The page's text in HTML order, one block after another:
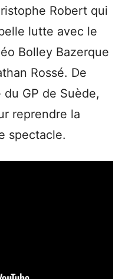
Robert qui
lutte avec le
Bolley Bazerque
Rossé. De
GP de Suède,
reprendre la
spectacle.